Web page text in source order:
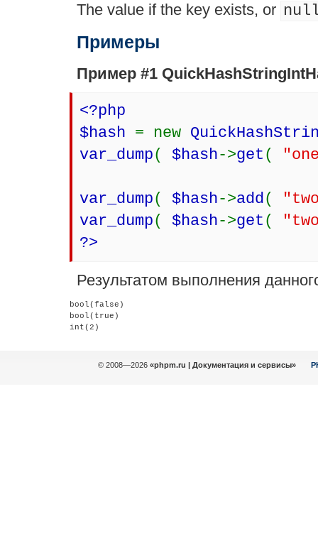
The value if the key exists, or
Примеры
Пример #1
<?php
$hash = new
var_dump( $hash->get (
var_dump( $hash->add(
var_dump( $hash->get (
?>
Результатом выполнения
bool(false)
bool(true)
© 2008—2026 «phpm.ru | Документация и сервисы»